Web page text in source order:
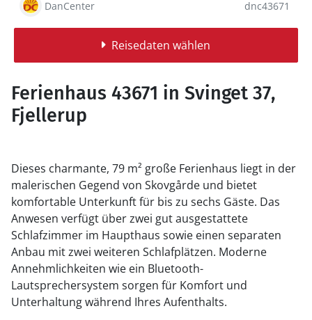
DanCenter dnc43671
Reisedaten wählen
Ferienhaus 43671 in Svinget 37,
Fjellerup
Dieses charmante, 79 m² große Ferienhaus liegt in der
malerischen Gegend von Skovgårde und bietet
komfortable Unterkunft für bis zu sechs Gäste. Das
Anwesen verfügt über zwei gut ausgestattete
Schlafzimmer im Haupthaus sowie einen separaten
Anbau mit zwei weiteren Schlafplätzen. Moderne
Annehmlichkeiten wie ein Bluetooth-
Lautsprechersystem sorgen für Komfort und
Unterhaltung während Ihres Aufenthalts.